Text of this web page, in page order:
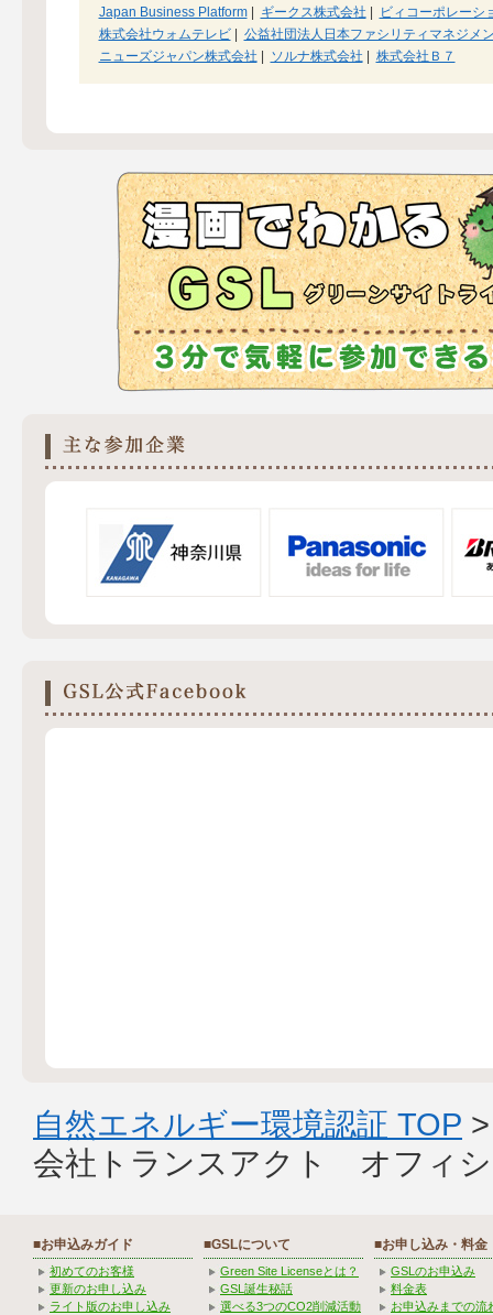
Japan Business Platform| ギークス株式会社 |
ビィコーポレーシ
株式会社ウォムテレビ| 公益社団法人日本ファシリティマネジメ
ニューズジャパン株式会社 | ソルナ株式会社 | 株式会社Ｂ７
自然エネルギー環境認証 TOP
会社トランスアクト オフィ
■お申込みガイド
初めてのお客様
更新のお申し込み
ライト版のお申し込み
■GSLについて
Green Site Licenseとは？
GSL誕生秘話
選べる3つのCO2削減活動
■お申し込み・料金
GSLのお申込み
料金表
お申込みまでの流